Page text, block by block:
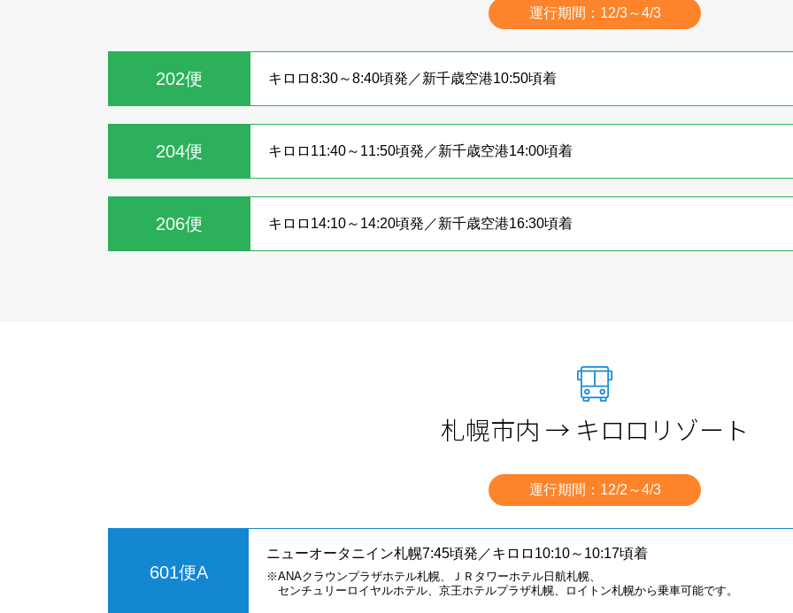
運行期間：12/3～4/3
202便 キロロ8:30～8:40頃発／新千歳空港10:50頃着
204便 キロロ11:40～11:50頃発／新千歳空港14:00頃着
206便 キロロ14:10～14:20頃発／新千歳空港16:30頃着
札幌市内 → キロロリゾート
運行期間：12/2～4/3
601便A
ニューオータニイン札幌7:45頃発／キロロ10:10～10:17頃着
※ANAクラウンプラザホテル札幌、ＪＲタワーホテル日航札幌、
センチュリーロイヤルホテル、京王ホテルプラザ札幌、ロイトン札幌から乗車可能です。